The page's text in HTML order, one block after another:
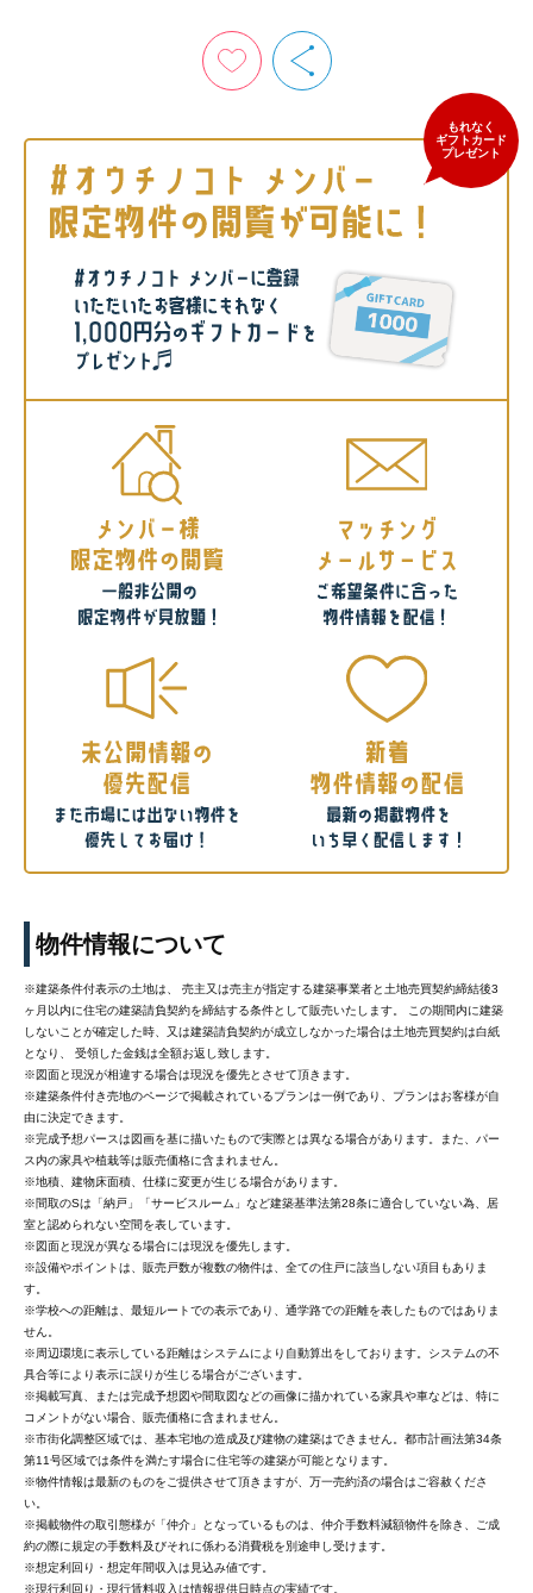
もれなく
ギフトカード
プレゼント
物件情報について
※建築条件付表示の土地は、 売主又は売主が指定する建築事業者と土地売買契約締結後3
ヶ月以内に住宅の建築請負契約を締結する条件として販売いたします。 この期間内に建築
しないことが確定した時、又は建築請負契約が成立しなかった場合は土地売買契約は白紙
となり、 受領した金銭は全額お返し致します。
※図面と現況が相違する場合は現況を優先とさせて頂きます。
※建築条件付き売地のページで掲載されているプランは一例であり、プランはお客様が自
由に決定できます。
※完成予想パースは図画を基に描いたもので実際とは異なる場合があります。また、パー
ス内の家具や植栽等は販売価格に含まれません。
※地積、建物床面積、仕様に変更が生じる場合があります。
※間取のSは「納戸」「サービスルーム」など建築基準法第28条に適合していない為、居
室と認められない空間を表しています。
※図面と現況が異なる場合には現況を優先します。
※設備やポイントは、販売戸数が複数の物件は、全ての住戸に該当しない項目もありま
す。
※学校への距離は、最短ルートでの表示であり、通学路での距離を表したものではありま
せん。
※周辺環境に表示している距離はシステムにより自動算出をしております。システムの不
具合等により表示に誤りが生じる場合がございます。
※掲載写真、または完成予想図や間取図などの画像に描かれている家具や車などは、特に
コメントがない場合、販売価格に含まれません。
※市街化調整区域では、基本宅地の造成及び建物の建築はできません。都市計画法第34条
第11号区域では条件を満たす場合に住宅等の建築が可能となります。
※物件情報は最新のものをご提供させて頂きますが、万一売約済の場合はご容赦くださ
い。
※掲載物件の取引態様が「仲介」となっているものは、仲介手数料減額物件を除き、ご成
約の際に規定の手数料及びそれに係わる消費税を別途申し受けます。
※想定利回り・想定年間収入は見込み値です。
※現行利回り・現行賃料収入は情報提供日時点の実績です。